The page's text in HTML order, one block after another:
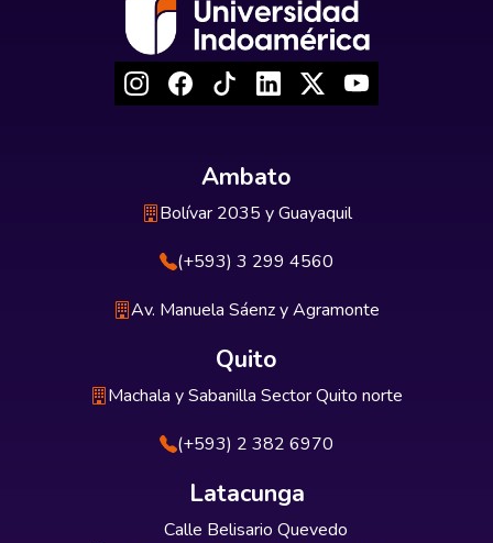
Ambato
Bolívar 2035 y Guayaquil
(+593) 3 299 4560
Av. Manuela Sáenz y Agramonte
Quito
Machala y Sabanilla Sector Quito norte
(+593) 2 382 6970
Latacunga
Calle Belisario Quevedo